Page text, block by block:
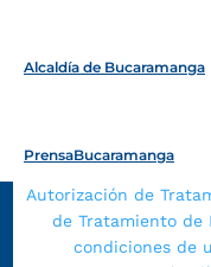
Alcaldía de Bucaramanga
PrensaBucaramanga
Autorización de
de Tratamiento de
condiciones de